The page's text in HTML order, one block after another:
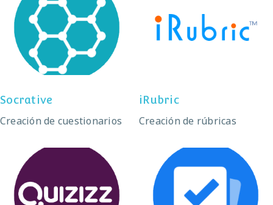
Socrative
Socrative
Creación de cuestionarios
iRubric
iRubric
Creación de rúbricas
Quizizz Plickers